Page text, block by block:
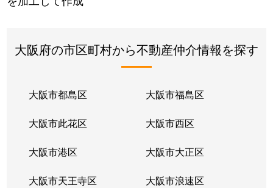
大阪府の市区町村から不動産仲介情報を探す
大阪市都島区 大阪市福島区
大阪市此花区 大阪市西区
大阪市港区 大阪市大正区
大阪市天王寺区 大阪市浪速区